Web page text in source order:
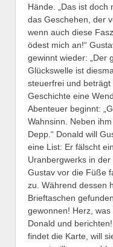
Hände. „Das ist doch
das Geschehen, der
wenn auch diese
ödest mich an!“
gewinnt wieder: „Der
Glückswelle ist
steuerfrei und beträgt
Geschichte eine
Abenteuer beginnt:
Wahnsinn. Neben
Depp.“ Donald will
eine List: Er fälscht
Uranbergwerks in
Gustav vor die Füße
zu. Während dessen
Brieftaschen
gewonnen! Herz,
Donald und
findet die Karte, will